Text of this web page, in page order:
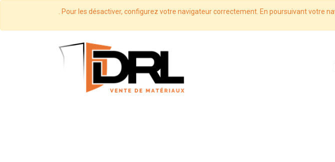
. Pour les désactiver, configurez votre navigateur correctement. En poursuivant votre